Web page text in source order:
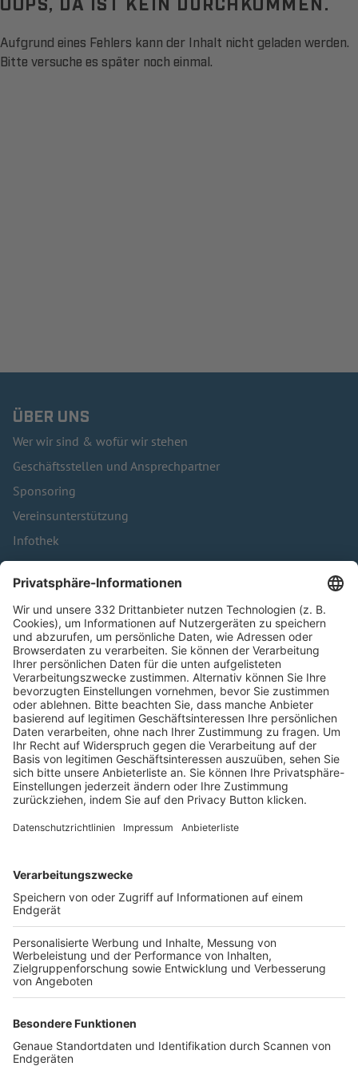
Aufgrund eines Fehlers kann der Inhalt nicht geladen werden.
Bitte versuche es später noch einmal.
ÜBER UNS
Wer wir sind & wofür wir stehen
Geschäftsstellen und Ansprechpartner
Sponsoring
Vereinsunterstützung
Infothek
Kontakt
HÄUFIG BESUCHTE SEITEN
Pässe und Vereinswechsel
Trainerausbildung
Schulungsangebot Vereinsmitarbeiter
BFV-Geschäftsstellen
Trainerbörse
Login SpielPlus
FOLGE DEM BFV
TOP-VEREINE
TOP-PARTNER